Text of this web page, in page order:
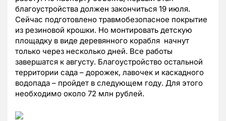
благоустройства должен закончиться 19 июля.
Сейчас подготовлено травмобезопасное покрытие
из резиновой крошки. Но монтировать детскую
площадку в виде деревянного корабля начнут
только через несколько дней. Все работы
завершатся к августу. Благоустройство остальной
территории сада – дорожек, лавочек и каскадного
водопада – пройдет в следующем году. Для этого
необходимо около 72 млн рублей.